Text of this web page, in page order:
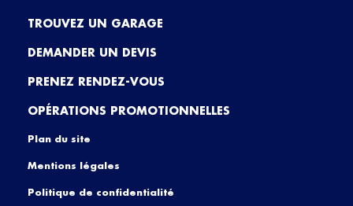
TROUVEZ UN GARAGE
DEMANDER UN DEVIS
PRENEZ RENDEZ-VOUS
OPÉRATIONS PROMOTIONNELLES
Plan du site
Mentions légales
Politique de confidentialité